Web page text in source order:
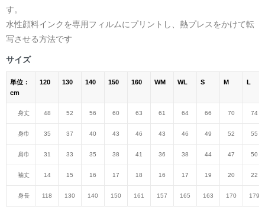
す。
水性顔料インクを専用フィルムにプリントし、熱プレスをかけて転
写させる方法です
サイズ
単位：
cm
120 130 140 150 160 WM WL S M L
身丈 48 52 56 60 63 61 64 66 70 74
身巾 35 37 40 43 46 43 46 49 52 55
肩巾 31 33 35 38 41 36 38 44 47 50
袖丈 14 15 16 17 18 16 17 19 20 22
身長 118 130 140 150 161 157 165 163 170 179